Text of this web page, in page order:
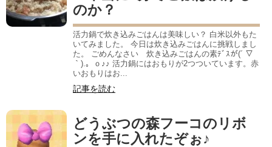
のか？
活力鍋で炊き込みごはんは美味しい？ 白米以外もた
いてみました。 今日は炊き込みごはんに挑戦しまし
た。 ごめんなさい 炊き込みごはんの素ﾃﾞｽが(´ ▽
｀).。ｏ♪♪ 活力鍋にはおもりが2つついています。赤
いおもりはお...
記事を読む
どうぶつの森フーコのリボ
ンを手に入れたぞぉ♪